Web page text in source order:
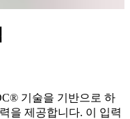
기술을 기반으로 하
을 제공합니다. 이 입력